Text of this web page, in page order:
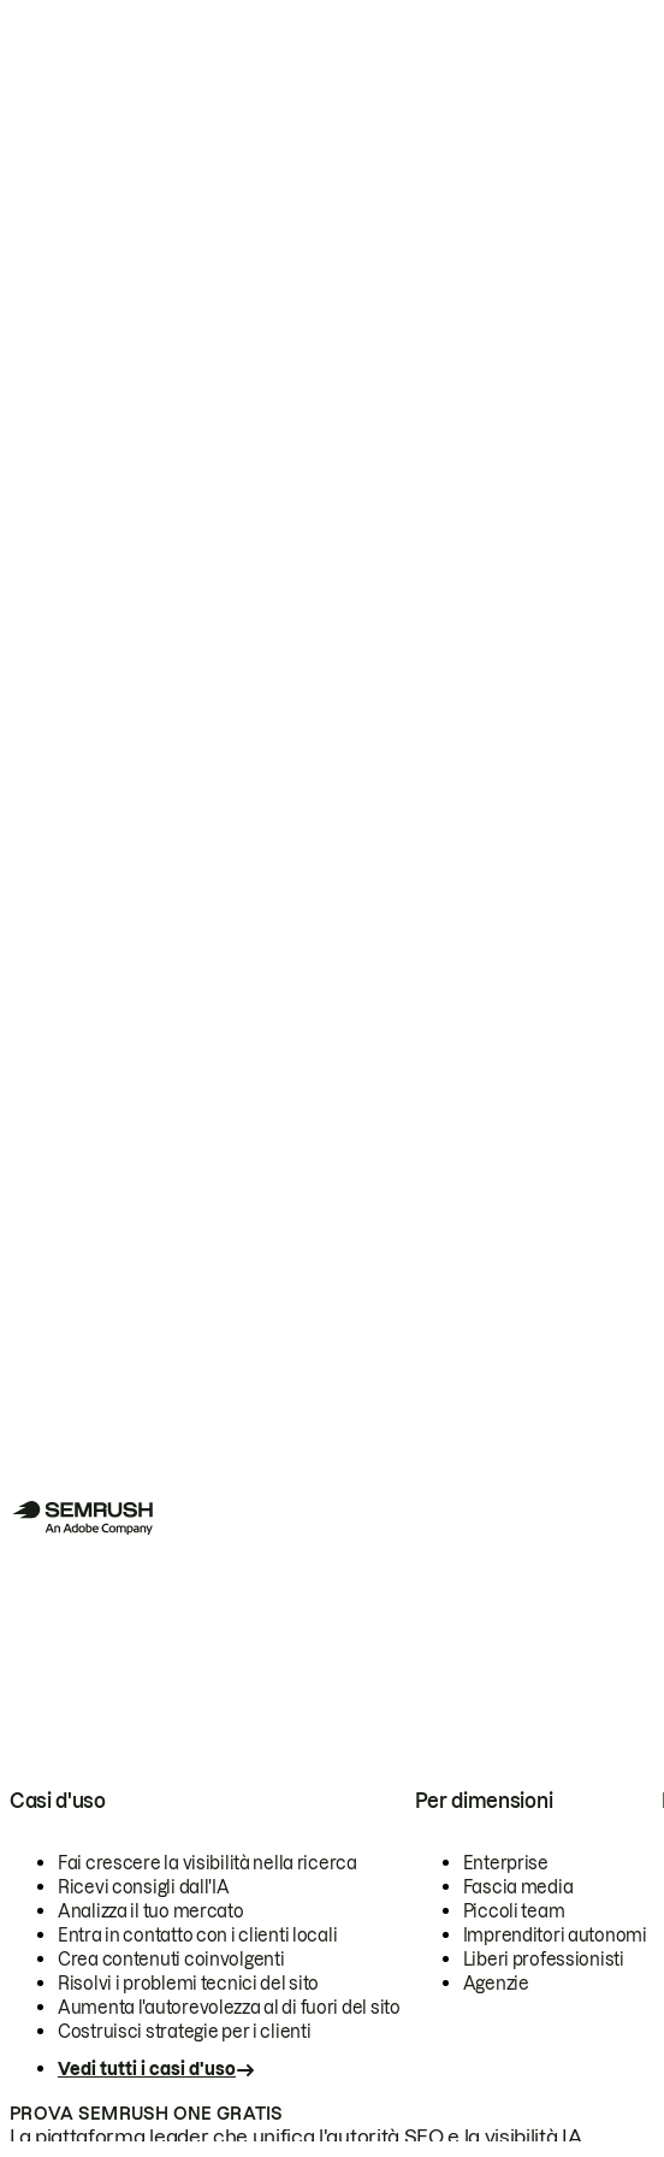
Casi d'uso
Fai crescere la visibilità nella ricerca
Ricevi consigli dall'IA
Analizza il tuo mercato
Entra in contatto con i clienti locali
Crea contenuti coinvolgenti
Risolvi i problemi tecnici del sito
Aumenta l'autorevolezza al di fuori del sito
Costruisci strategie per i clienti
Vedi tutti i casi d'uso
Per dimensioni
Enterprise
Fascia media
Piccoli team
Imprenditori autonomi
Liberi professionisti
Agenzie
PROVA SEMRUSH ONE GRATIS
La piattaforma leader che unifica l'autorità SEO e la visibilità IA.